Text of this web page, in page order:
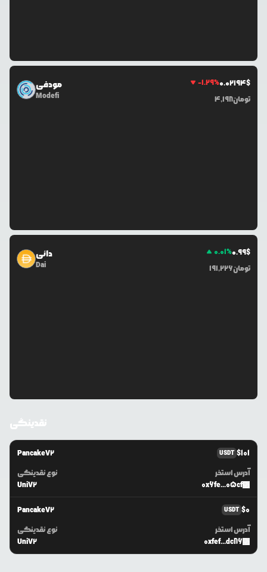
مودفی
Modefi
-1.29%0.02194$
4,198تومان
دائی
Dai
0.01%0.99$
191,226تومان
نقدینگی
PancakeV2 USDT $101
نوع نقدینگی
UniV2
آدرس استخر
0x6fe...05cf
PancakeV2 USDT $0
نوع نقدینگی
UniV2
آدرس استخر
0xfef...dc86